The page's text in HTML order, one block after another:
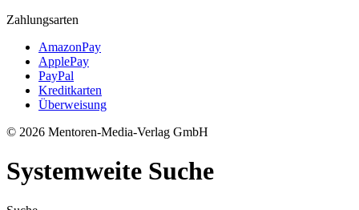
Zahlungsarten
AmazonPay
ApplePay
PayPal
Kreditkarten
Überweisung
© 2026 Mentoren-Media-Verlag GmbH
Systemweite Suche